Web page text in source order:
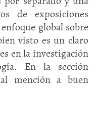
de exposiciones
global sobre
visto es un claro
en la investigación
En la sección
mención a buen